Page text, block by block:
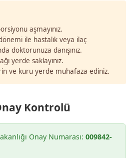
aşmayınız.
ile hastalık veya ilaç
doktorunuza danışınız.
yerde saklayınız.
ve kuru yerde muhafaza ediniz.
Kontrolü
Onay Numarası: 009842-